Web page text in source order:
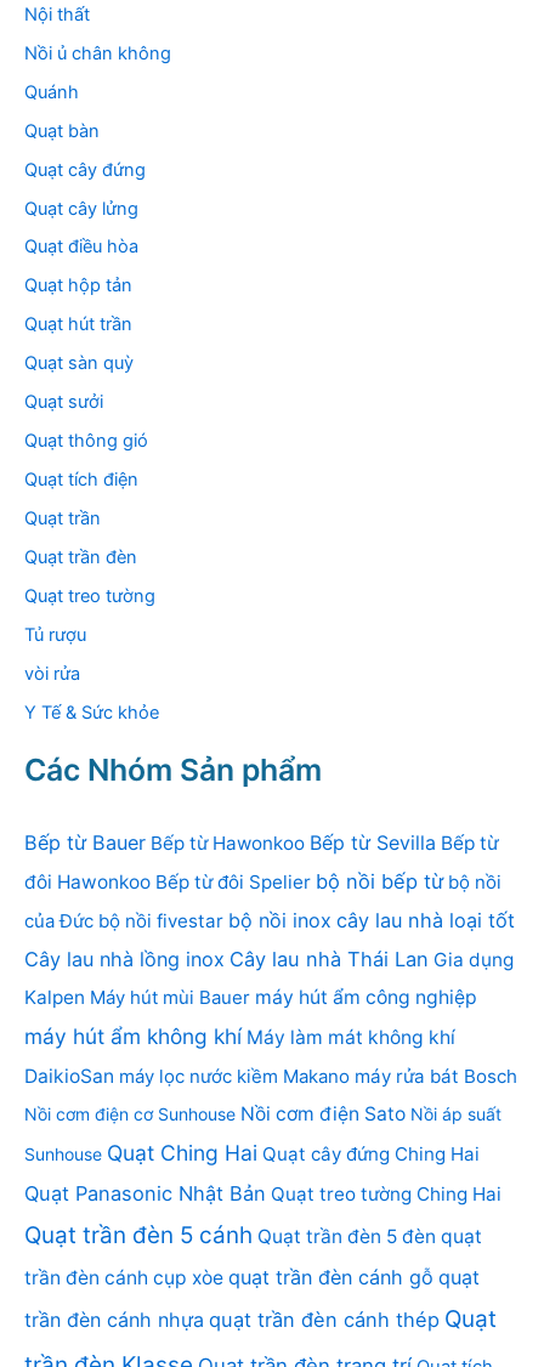
Nội thất
Nồi ủ chân không
Quánh
Quạt bàn
Quạt cây đứng
Quạt cây lửng
Quạt điều hòa
Quạt hộp tản
Quạt hút trần
Quạt sàn quỳ
Quạt sưởi
Quạt thông gió
Quạt tích điện
Quạt trần
Quạt trần đèn
Quạt treo tường
Tủ rượu
vòi rửa
Y Tế & Sức khỏe
Các Nhóm Sản phẩm
Bếp từ Bauer Bếp từ Hawonkoo Bếp từ Sevilla Bếp từ
đôi Hawonkoo Bếp từ đôi Spelier bộ nồi bếp từ bộ nồi
của Đức bộ nồi fivestar bộ nồi inox cây lau nhà loại tốt
Cây lau nhà lồng inox Cây lau nhà Thái Lan Gia dụng
Kalpen Máy hút mùi Bauer máy hút ẩm công nghiệp
máy hút ẩm không khí Máy làm mát không khí
DaikioSan máy lọc nước kiềm Makano máy rửa bát Bosch
Nồi cơm điện cơ Sunhouse Nồi cơm điện Sato Nồi áp suất
Sunhouse Quạt Ching Hai Quạt cây đứng Ching Hai
Quạt Panasonic Nhật Bản Quạt treo tường Ching Hai
Quạt trần đèn 5 cánh Quạt trần đèn 5 đèn quạt
trần đèn cánh cụp xòe quạt trần đèn cánh gỗ quạt
trần đèn cánh nhựa quạt trần đèn cánh thép Quạt